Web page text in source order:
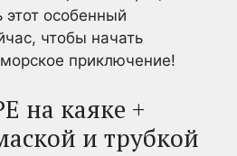
этот особенный
чтобы начать
приключение!
на каяке +
и трубкой